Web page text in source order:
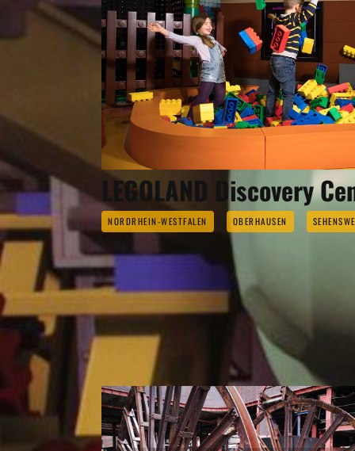
LEGOLAND Discovery
NORDRHEIN-WESTFALEN OBERHAUSEN